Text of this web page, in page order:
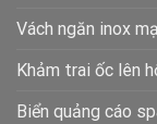
Vách ngăn inox
Khảm trai ốc lên
Biển quảng cáo